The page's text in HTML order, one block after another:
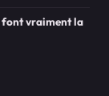
font vraiment la